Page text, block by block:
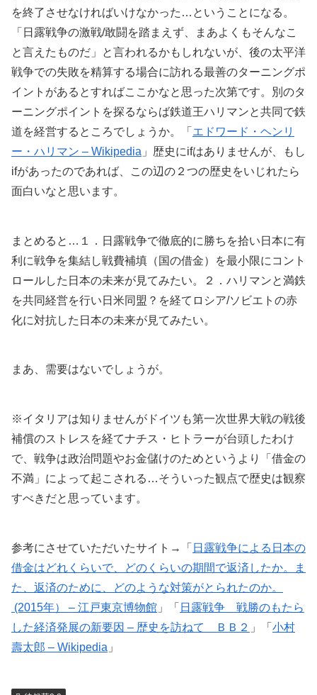
を終了させなければいけなかった…ということになる。
「日露戦争の激戦/敢闘を踏まえず、まあよくもそんなこ
と言えたものだ」と言われるかもしれないが、後の太平洋
戦争での失敗を精算する場合に訪れる最善のターニングポ
イントがあるとすればここかなと思った次第です。別のタ
ーニングポイントを探るならば鉄道王ハリマンと共同で鉄
道を経営するところでしょうか。「 エドワード・ヘンリ
ー・ハリマン – Wikipedia 」歴史にifはありませんが、もし
ifがあったのであれば、この辺の２つの歴史をいじれたら
面白いなと思います。
まとめると…１．日露戦争で徹底的に勝ちを拾い日本に有
利に戦争を集結し戦費補填（国の借金）を最小限にコント
ロールした日本の未来が見てみたい。２．ハリマンと満鉄
を共同経営を行い日米同盟？を経てロシア/ソビエトの赤
化に対抗した日本の未来が見てみたい。
まあ、需要はないでしょうが。
※イタリアは知りませんがドイツも第一次世界大戦の戦後
補償のストレスを経てナチス・ヒトラーが台頭したわけ
で、戦争は政治問題やお金儲けのためというより「借金の
不満」によって起こされる…そういった観点で歴史は観察
すべきだと思っています。
参考にさせていただいたサイト→「 日露戦争による日本の
借金はどれくらいで、どのくらいの期間で返済したか。ま
た、返済のために、どのような対策がとられたのか。
(2015年） – 江戸東京博物館 」「 日露戦争 戦勝のもたら
した経済発展の新要因 – 歴史を訪ねて ＢＢ２ 」「 小村
壽太郎 – Wikipedia 」